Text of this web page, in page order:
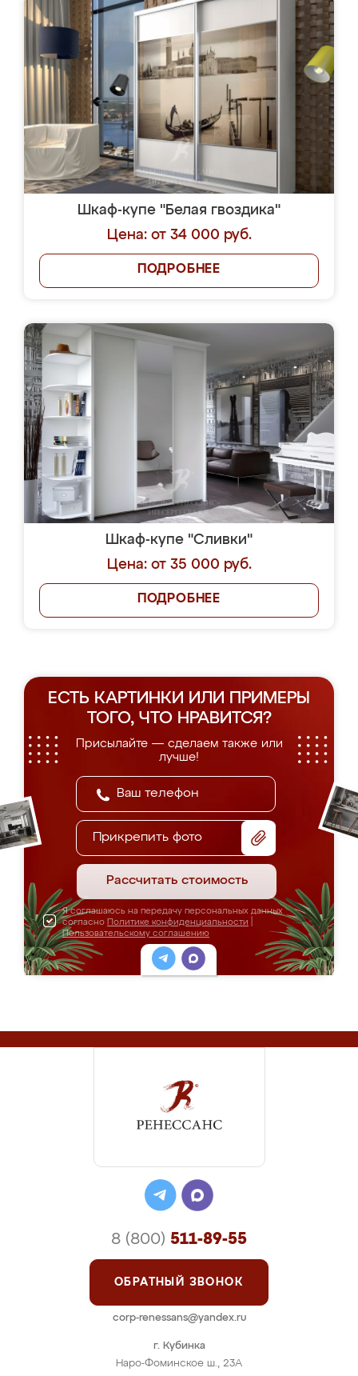
Шкаф-купе "Белая гвоздика"
Цена: от 34 000 руб.
ПОДРОБНЕЕ
Шкаф-купе "Сливки"
Цена: от 35 000 руб.
ПОДРОБНЕЕ
ЕСТЬ КАРТИНКИ ИЛИ ПРИМЕРЫ
ТОГО, ЧТО НРАВИТСЯ?
Присылайте — сделаем также или
лучше!
Прикрепить фото
Рассчитать стоимость
Я соглашаюсь на передачу персональных данных
согласно Политике конфиденциальности
Пользовательскому соглашению
г. Кубинка
Наро-Фоминское ш., 23А
8 (800) 511-89-55
ОБРАТНЫЙ ЗВОНОК
corp-renessans@yandex.ru